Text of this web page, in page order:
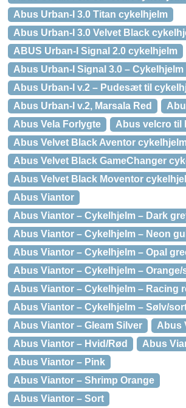
Abus Urban-I 3.0 Titan cykelhjelm
Abus Urban-I 3.0 Velvet Black
ABUS Urban-I Signal 2.0 cykelhjelm
Abus Urban-I Signal 3.0 –
Abus Urban-I v.2 – Pudesæt til
Abus Urban-I v.2, Marsala Red
Abus Vela Forlygte
Abus velcro til
Abus Velvet Black Aventor
Abus Velvet Black GameChanger
Abus Velvet Black Moventor
Abus Viantor
Abus Viantor – Cykelhjelm – Dark
Abus Viantor – Cykelhjelm – Neon
Abus Viantor – Cykelhjelm – Opal
Abus Viantor – Cykelhjelm – Orange/
Abus Viantor – Cykelhjelm – Racing
Abus Viantor – Cykelhjelm – Sølv/
Abus Viantor – Gleam Silver
Abus
Abus Viantor – Hvid/Rød
Abus
Abus Viantor – Pink
Abus Viantor – Shrimp Orange
Abus Viantor – Sort